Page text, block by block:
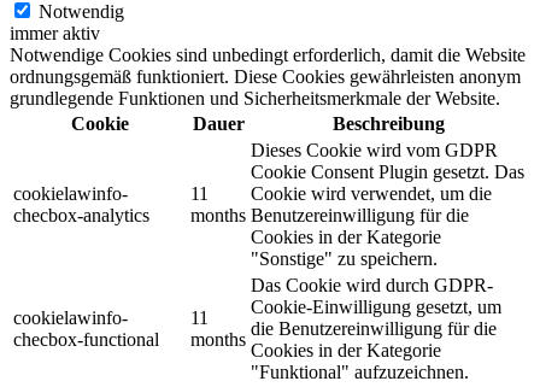
Notwendig
immer aktiv
Notwendige Cookies sind unbedingt erforderlich, damit die Website
ordnungsgemäß funktioniert. Diese Cookies gewährleisten anonym
grundlegende Funktionen und Sicherheitsmerkmale der Website.
Cookie
Dauer Beschreibung
cookielawinfo-
checbox-analytics
11
months
Dieses Cookie wird vom GDPR
Cookie Consent Plugin gesetzt. Das
Cookie wird verwendet, um die
Benutzereinwilligung für die
Cookies in der Kategorie
"Sonstige" zu speichern.
cookielawinfo-
checbox-functional
11
months
Das Cookie wird durch GDPR-
Cookie-Einwilligung gesetzt, um
die Benutzereinwilligung für die
Cookies in der Kategorie
"Funktional" aufzuzeichnen.